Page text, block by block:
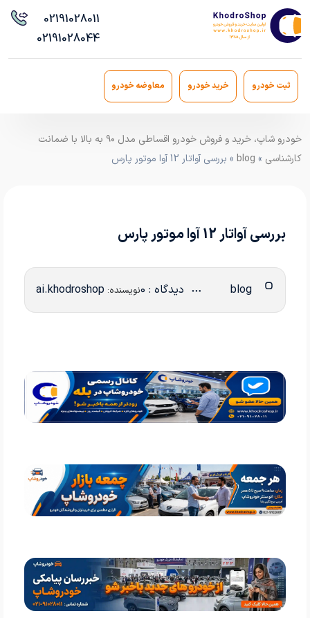
02191028011
02191028044
ثبت خودرو خرید خودرو معاوضه خودرو
خودرو شاپ، خرید و فروش خودرو اقساطی مدل ۹۰ به بالا با ضمانت
کارشناسی »
blog » بررسی آواتار 12 آوا موتور پارس
بررسی آواتار 12 آوا موتور پارس
دیدگاه : 0 نویسنده:ai.khodroshop